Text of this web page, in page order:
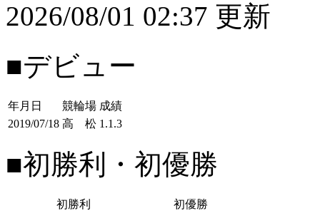
2026/08/01 02:37 更新
■デビュー
年月日 競輪場 成績
2019/07/18 高 松 1.1.3
■初勝利・初優勝
初勝利
初優勝